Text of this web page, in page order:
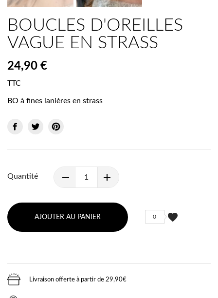
BOUCLES D'OREILLES
VAGUE EN STRASS
24,90 €
TTC
BO à fines lanières en strass
Quantité
AJOUTER AU PANIER favorite
0
Livraison offerte à partir de 29,90€